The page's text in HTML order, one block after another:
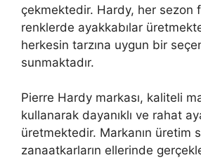
çekmektedir. Hardy, her sezon
renklerde ayakkabılar
herkesin tarzına uygun bir
sunmaktadır.
Pierre Hardy markası, kaliteli
kullanarak dayanıklı ve rahat
üretmektedir. Markanın üretim
zanaatkarların ellerinde